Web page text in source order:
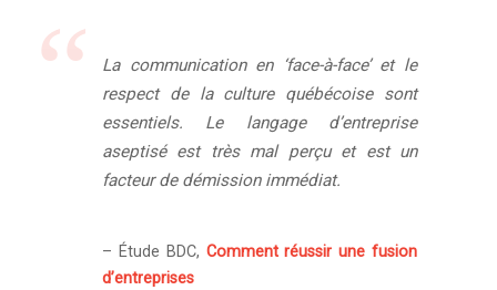
La communication en ‘face-à-face’ et le
respect de la culture québécoise sont
essentiels. Le langage d’entreprise
aseptisé est très mal perçu et est un
facteur de démission immédiat.
– Étude BDC, Comment réussir une fusion
d’entreprises